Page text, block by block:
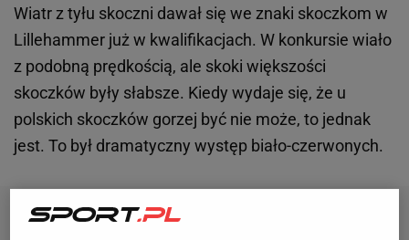
Wiatr z tyłu skoczni dawał się we znaki skoczkom w
Lillehammer już w kwalifikacjach. W konkursie wiało
z podobną prędkością, ale skoki większości
skoczków były słabsze. Kiedy wydaje się, że u
polskich skoczków gorzej być nie może, to jednak
jest. To był dramatyczny występ biało-czerwonych.